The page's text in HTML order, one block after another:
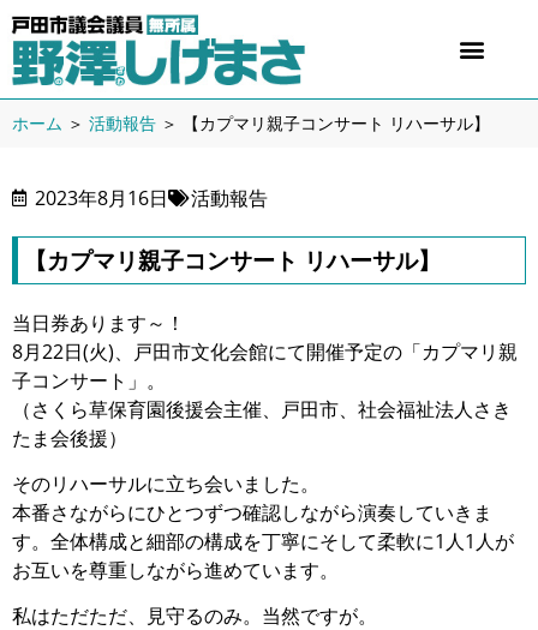
ホーム ＞ 活動報告 ＞ 【カプマリ親子コンサート リハーサル】
2023年8月16日 活動報告
【カプマリ親子コンサート リハーサル】
当日券あります～！
8月22日(火)、戸田市文化会館にて開催予定の「カプマリ親
子コンサート」。
（さくら草保育園後援会主催、戸田市、社会福祉法人さき
たま会後援）
そのリハーサルに立ち会いました。
本番さながらにひとつずつ確認しながら演奏していきま
す。全体構成と細部の構成を丁寧にそして柔軟に1人1人が
お互いを尊重しながら進めています。
私はただただ、見守るのみ。当然ですが。